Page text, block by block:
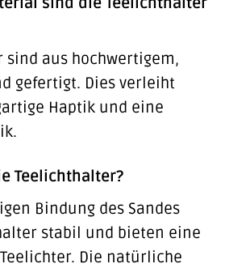
sind aus hochwertigem,
gefertigt. Dies verleiht
Haptik und eine
Teelichthalter?
Bindung des Sandes
stabil und bieten eine
Die natürliche